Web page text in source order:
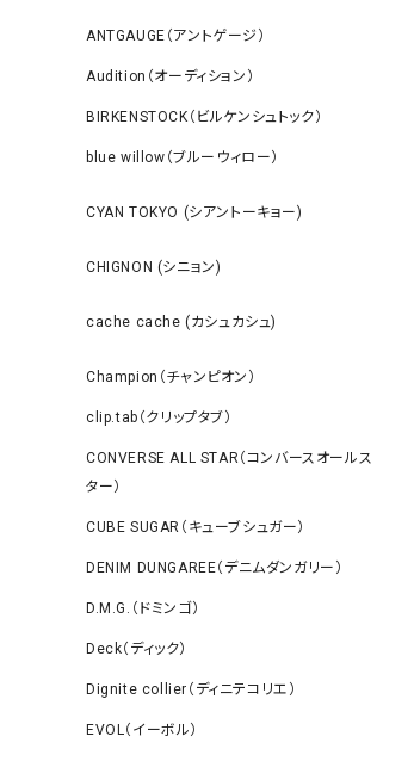
ANTGAUGE（アントゲージ）
Audition（オーディション）
BIRKENSTOCK（ビルケンシュトック）
blue willow（ブルーウィロー）
CYAN TOKYO (シアントーキョー)
CHIGNON (シニョン)
cache cache (カシュカシュ)
Champion（チャンピオン）
clip.tab（クリップタブ）
CONVERSE ALL STAR（コンバースオールス
ター）
CUBE SUGAR（キューブシュガー）
DENIM DUNGAREE（デニムダンガリー）
D.M.G.（ドミンゴ）
Deck（ディック）
Dignite collier（ディニテコリエ）
EVOL（イーボル）